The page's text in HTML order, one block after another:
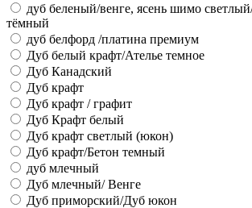
дуб беленый/венге, ясень шимо
тёмный
дуб белфорд /платина премиум
Дуб белый крафт/Ателье темное
Дуб Канадский
Дуб крафт
Дуб крафт / графит
Дуб Крафт белый
Дуб крафт светлый (юкон)
Дуб крафт/Бетон темный
дуб млечный
Дуб млечный/ Венге
Дуб приморский/Дуб юкон